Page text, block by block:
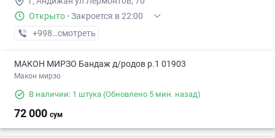
Открыто · Закроется в 22:00
+998 (90) XXX-XX-XX
смотреть
МАКОН МИРЗО Бандаж д/родов р.1 01903
Макон мирзо
В наличии: 1 штука (Обновлено 5 мин. назад)
72 000 сум